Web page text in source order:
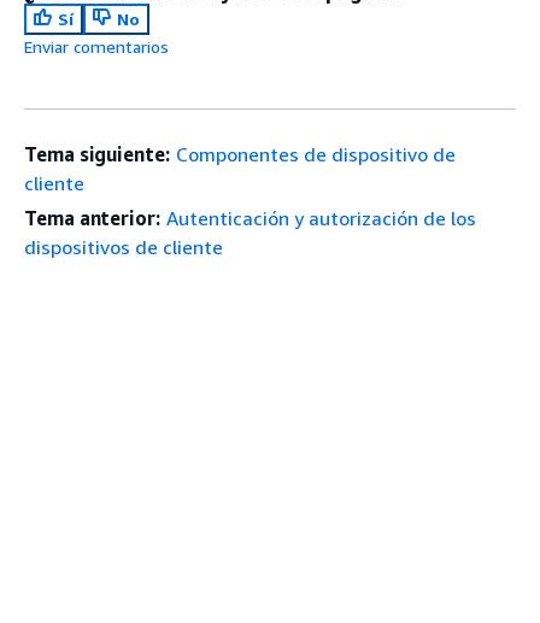
Sí
No
Enviar comentarios
Tema siguiente: Componentes de dispositivo de
cliente
Tema anterior: Autenticación y autorización de los
dispositivos de cliente